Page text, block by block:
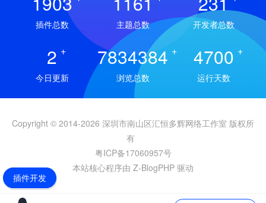
插件总数 主题总数 开发者总数
2 +
今日更新
7834384 +
浏览总数
4700 +
运行天数
Copyright © 2014-2026 深圳市南山区汇恒多辉网络工作室 版权所
有
粤ICP备17060957号
本站核心程序由 Z-BlogPHP 驱动
插件开发